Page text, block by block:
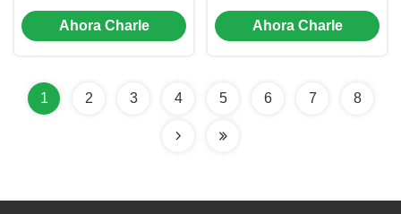
salto Castillos de salto
tobogán acuático Ocio
Ahora Charle
colorido con elementos
de cohete y astronauta
Ahora Charle
1 2 3 4 5 6 7 8